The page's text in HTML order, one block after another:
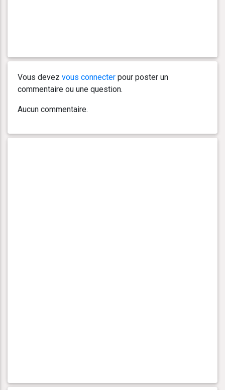
Vous devez vous connecter pour poster un
commentaire ou une question.
Aucun commentaire.